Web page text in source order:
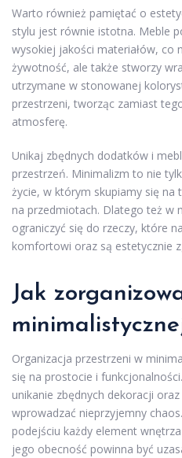
Warto również pamiętać o
stylu jest równie istotna. Meble
wysokiej jakości materiałów, co
żywotność, ale także stworzy
utrzymane w stonowanej
przestrzeni, tworząc zamiast
atmosferę.
Unikaj zbędnych dodatków i
przestrzeń. Minimalizm to nie
życie, w którym skupiamy się
na przedmiotach. Dlatego też w
ograniczyć się do rzeczy, które
komfortowi oraz są estetycznie
Jak
Organizacja przestrzeni w
się na prostocie i
unikanie zbędnych dekoracji
wprowadzać nieprzyjemny
podejściu każdy element
jego obecność powinna być